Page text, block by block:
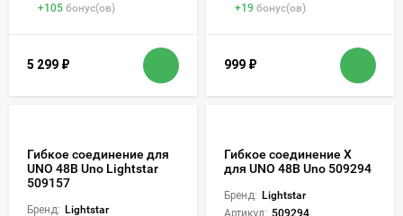
+105 бонус(ов)
5 299 ₽
+19 бонус(ов)
999 ₽
Гибкое соединение для
UNO 48В Uno Lightstar
509157
Бренд: Lightstar
Гибкое соединение Х
для UNO 48В Uno 509294
Бренд: Lightstar
Артикул: 509294